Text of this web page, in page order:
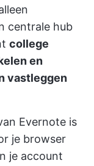
centrale hub
college
en
vastleggen
Evernote is
je browser
je account